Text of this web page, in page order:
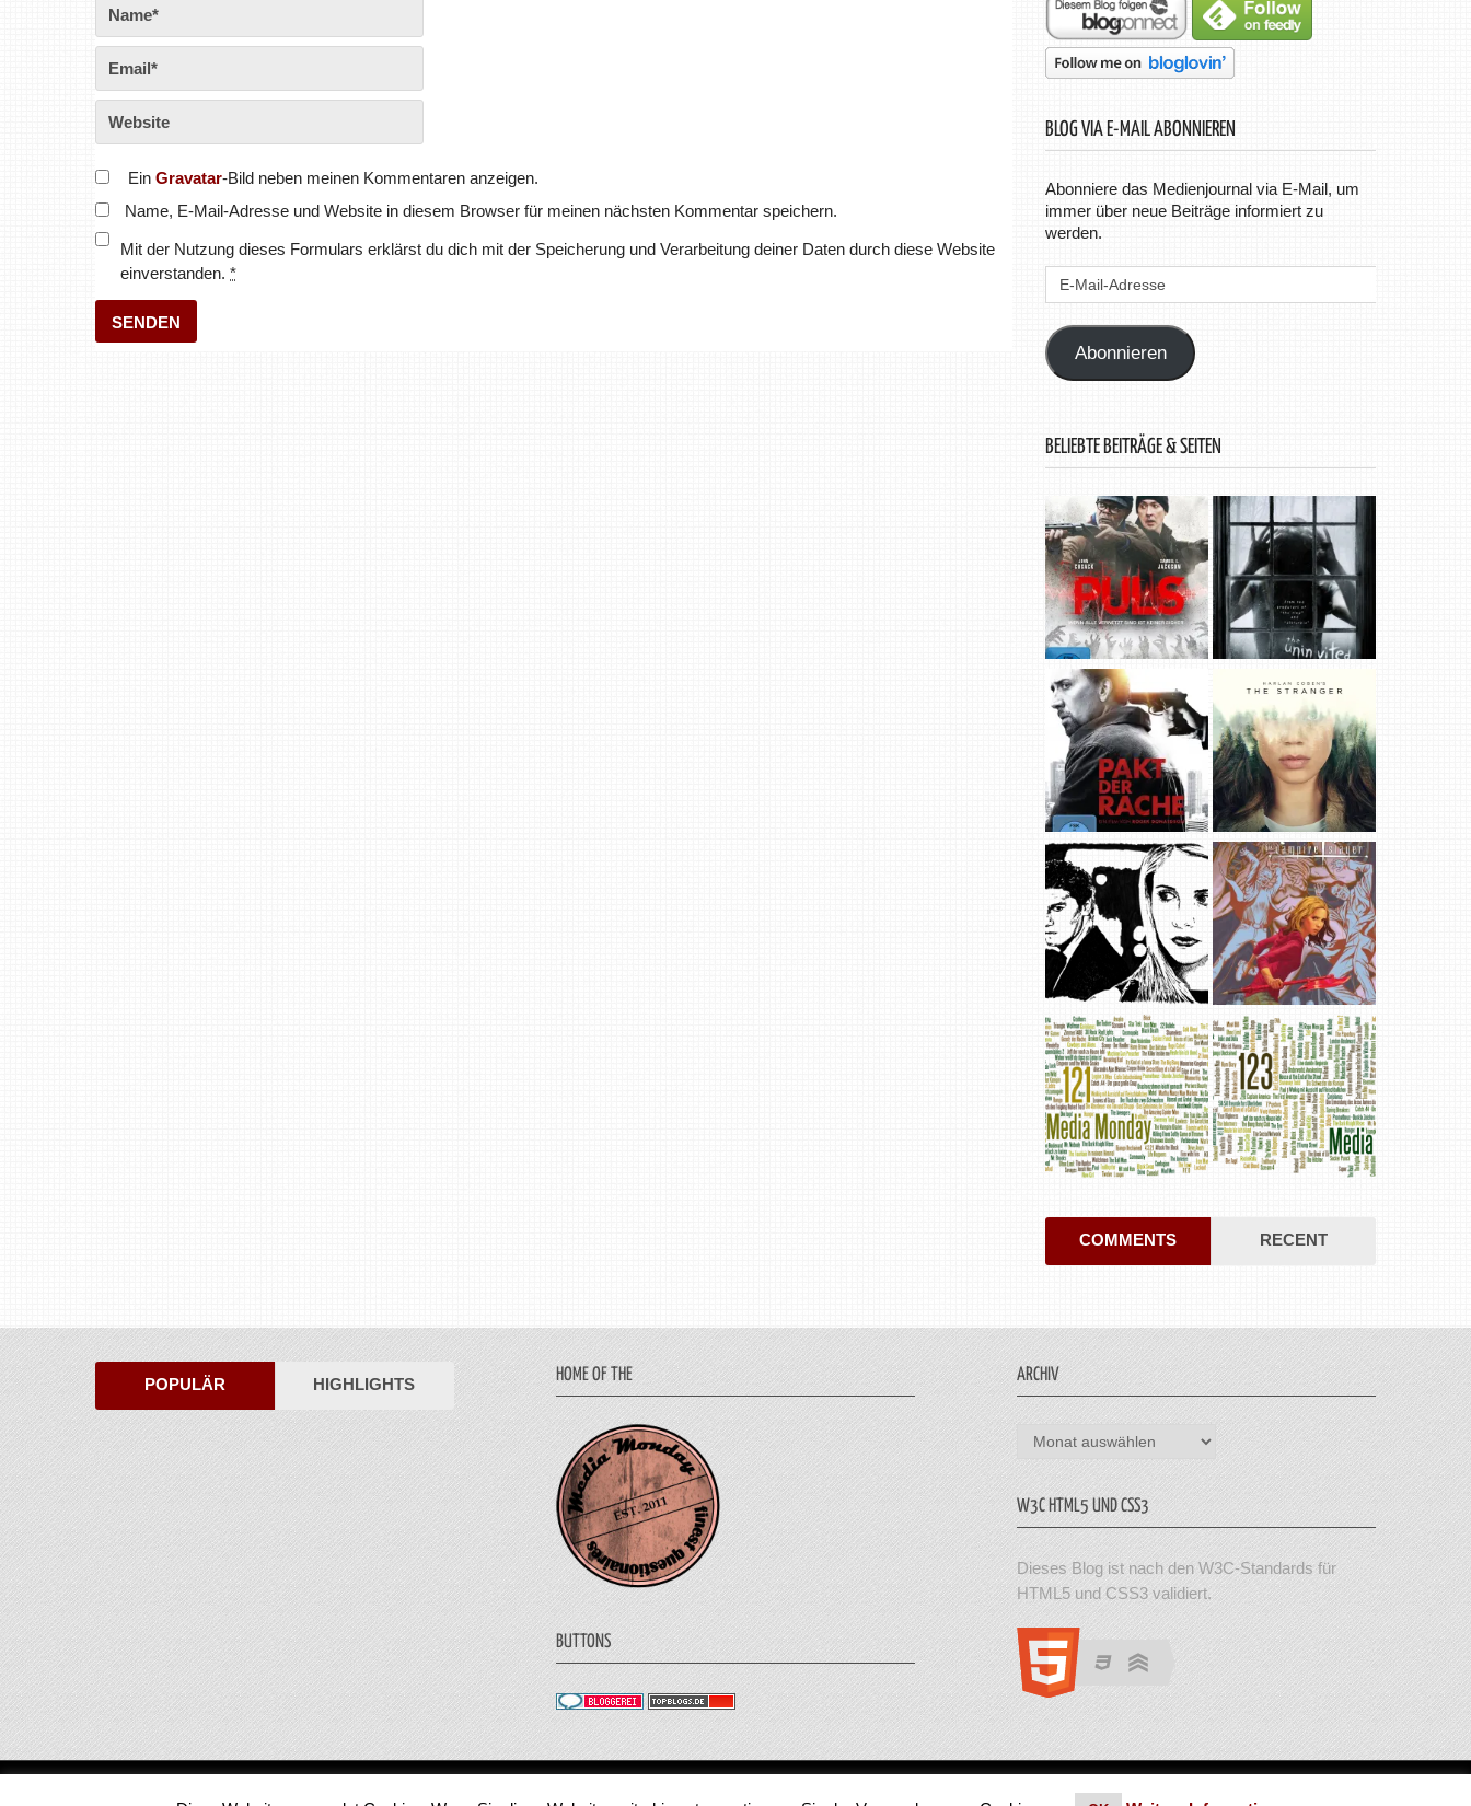
EinGravatar-Bild neben meinen Kommentaren anzeigen.
Name, E-Mail-Adresse und Website in diesem Browser für meinen nächsten Kommentar speichern.
Mit der Nutzung dieses Formulars erklärst du dich mit der Speicherung und Verarbeitung deiner Daten durch diese Website
einverstanden. *
BLOG VIA E-MAIL ABONNIEREN
Abonniere das Medienjournal via E-Mail, um
immer über neue Beiträge informiert zu
werden.
E-
Abonnieren
BELIEBTE BEITRÄGE & SEITEN
COMMENTS RECENT
POPULÄR HIGHLIGHTS HOME OF THE
BUTTONS
ARCHIV
Archiv
W3C HTML5 UND CSS3
Dieses Blog ist nach den W3C-Standards für
HTML5 und CSS3 validiert.
Medienjournal Copyright © 2026. © 2011 - 2018 Medienjournal. Alle Rechte vorbehalten. Theme von MyThemeShop. Impressum